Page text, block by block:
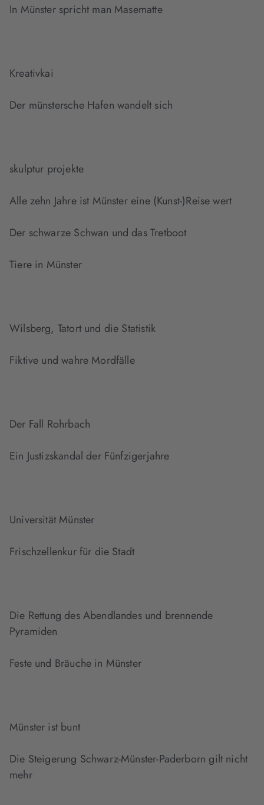
In Münster spricht man Masematte
Kreativkai
Der münstersche Hafen wandelt sich
skulptur projekte
Alle zehn Jahre ist Münster eine (Kunst-)Reise wert
Der schwarze Schwan und das Tretboot
Tiere in Münster
Wilsberg, Tatort und die Statistik
Fiktive und wahre Mordfälle
Der Fall Rohrbach
Ein Justizskandal der Fünfzigerjahre
Universität Münster
Frischzellenkur für die Stadt
Die Rettung des Abendlandes und brennende
Pyramiden
Feste und Bräuche in Münster
Münster ist bunt
Die Steigerung Schwarz-Münster-Paderborn gilt nicht
mehr